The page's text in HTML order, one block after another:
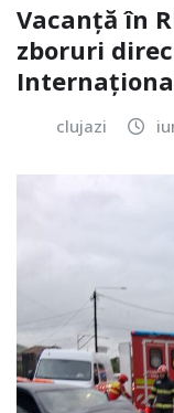
Vacanță în
zboruri
clujazi